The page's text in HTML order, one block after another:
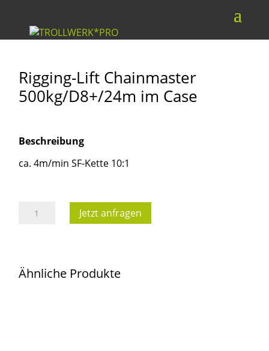
Rigging-Lift Chainmaster
500kg/D8+/24m im Case
Beschreibung
ca. 4m/min SF-Kette 10:1
Rigging-
im
Jetzt anfragen
Ähnliche Produkte